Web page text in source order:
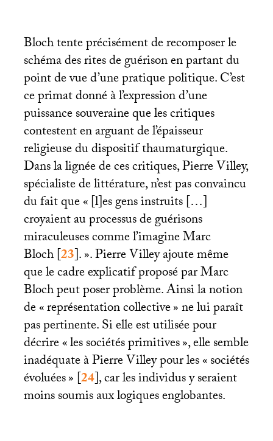
Bloch tente précisément de recomposer le
schéma des rites de guérison en partant du
point de vue d’une pratique politique. C’est
ce primat donné à l’expression d’une
puissance souveraine que les critiques
contestent en arguant de l’épaisseur
religieuse du dispositif thaumaturgique.
Dans la lignée de ces critiques, Pierre Villey,
spécialiste de littérature, n’est pas convaincu
du fait que «[l]es gens instruits […]
croyaient au processus de guérisons
miraculeuses comme l’imagine Marc
Bloch[23].». Pierre Villey ajoute même
que le cadre explicatif proposé par Marc
Bloch peut poser problème. Ainsi la notion
de «représentation collective» ne lui paraît
pas pertinente. Si elle est utilisée pour
décrire «les sociétés primitives», elle semble
inadéquate à Pierre Villey pour les «sociétés
évoluées»[24], car les individus y seraient
moins soumis aux logiques englobantes.